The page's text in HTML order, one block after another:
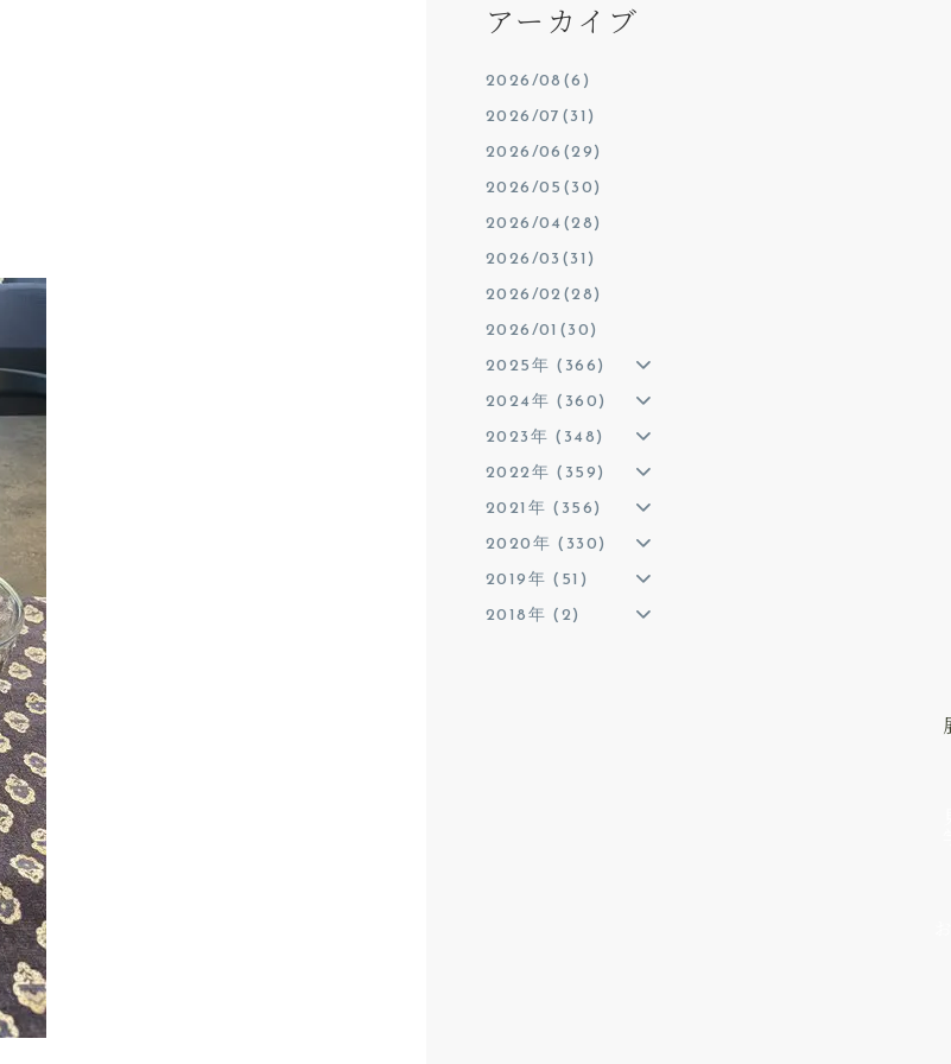
アーカイブ
2026/08(6)
2026/07(31)
2026/06(29)
2026/05(30)
2026/04(28)
2026/03(31)
2026/02(28)
2026/01(30)
2025年 (366)
2024年 (360)
2023年 (348)
2022年 (359)
2021年 (356)
2020年 (330)
2019年 (51)
2018年 (2)